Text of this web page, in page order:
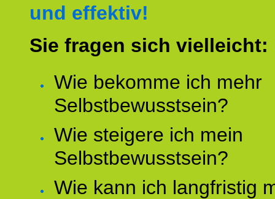
und effektiv!
Sie fragen sich vielleicht:
Wie bekomme ich mehr
Selbstbewusstsein?
Wie steigere ich mein
Selbstbewusstsein?
Wie kann ich langfristig